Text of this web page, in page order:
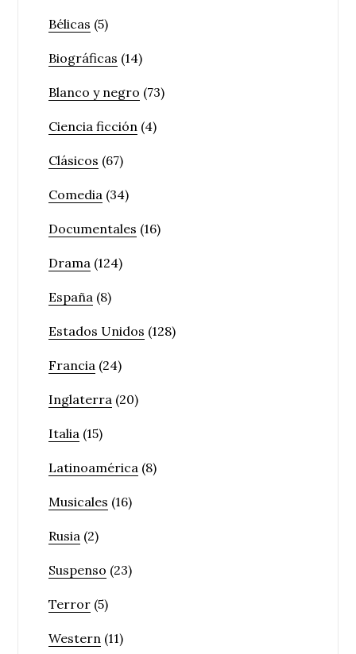
Bélicas (5)
Biográficas (14)
Blanco y negro (73)
Ciencia ficción (4)
Clásicos (67)
Comedia (34)
Documentales (16)
Drama (124)
España (8)
Estados Unidos (128)
Francia (24)
Inglaterra (20)
Italia (15)
Latinoamérica (8)
Musicales (16)
Rusia (2)
Suspenso (23)
Terror (5)
Western (11)